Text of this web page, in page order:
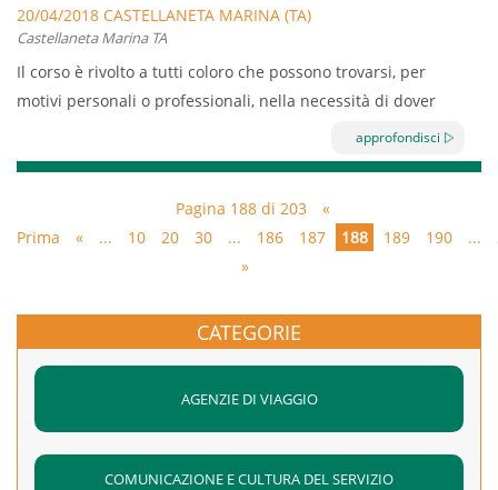
generale e 4 ore di formazione sul rischio specifico.
aderente il 19/05/2018 dalle 08:00 alle 12:00 e dalle 12:30
alle 16:30
20/04/2018 CASTELLANETA MARINA (TA)
Castellaneta Marina TA
Il corso è rivolto a tutti coloro che possono trovarsi, per
motivi personali o professionali, nella necessità di dover
respiratorio.
– In luoghi dove vi è presenza di elevati flussi di persone:
grandi e piccoli scali per mezzi di trasporto aerei, ferroviari
sono caratterizzati da picchi notevoli di frequentazione:
tribunali, centri commerciali, ipermercati, grandi magazzini,
alberghi, ristoranti, stabilimenti balneari e stazioni
internazionali per la rianimazione cardiopolmonare ILCOR
approfondisci
Pagina 188 di 203
«
Prima
« ... 10 20 30 ... 186 187 188 189 190 ...
»
CATEGORIE
AGENZIE DI VIAGGIO
COMUNICAZIONE E CULTURA DEL SERVIZIO